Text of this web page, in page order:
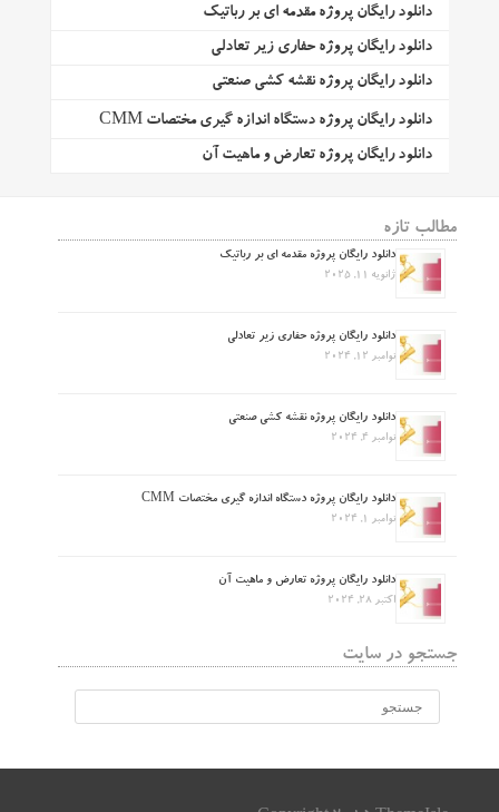
دانلود رایگان پروژه مقدمه ای بر رباتیک
دانلود رایگان پروژه حفاری زیر تعادلی
دانلود رایگان پروژه نقشه کشی صنعتی
دانلود رایگان پروژه دستگاه اندازه گیری مختصات CMM
دانلود رایگان پروژه تعارض و ماهیت آن
مطالب تازه
دانلود رایگان پروژه مقدمه ای بر رباتیک
ژانویه 11, 2025
دانلود رایگان پروژه حفاری زیر تعادلی
نوامبر 12, 2024
دانلود رایگان پروژه نقشه کشی صنعتی
نوامبر 4, 2024
دانلود رایگان پروژه دستگاه اندازه گیری مختصات CMM
نوامبر 1, 2024
دانلود رایگان پروژه تعارض و ماهیت آن
اکتبر 28, 2024
جستجو در سایت